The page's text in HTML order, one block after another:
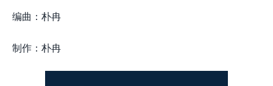
编曲：朴冉
制作：朴冉